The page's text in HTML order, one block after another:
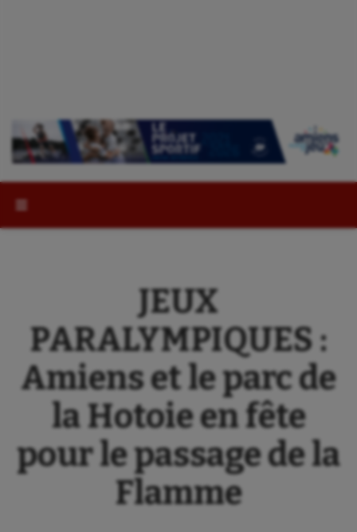
JEUX
PARALYMPIQUES :
Amiens et le parc de
la Hotoie en fête
pour le passage de la
Flamme